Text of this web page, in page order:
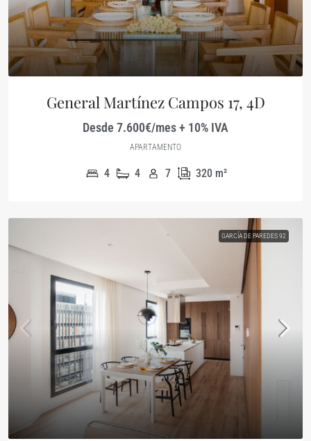
General Martínez Campos 17, 4D
Desde 7.600€/mes + 10% IVA
APARTAMENTO
4 4 7 320 m²
GARCÍA DE PAREDES 92